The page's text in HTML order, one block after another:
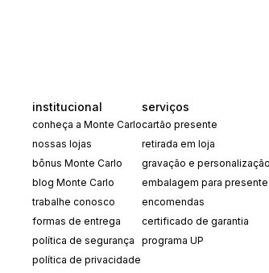
institucional
conheça a Monte Carlo
nossas lojas
bônus Monte Carlo
blog Monte Carlo
trabalhe conosco
formas de entrega
política de segurança
política de privacidade
serviços
cartão presente
retirada em loja
gravação e personalização
embalagem para presente
encomendas
certificado de garantia
programa UP